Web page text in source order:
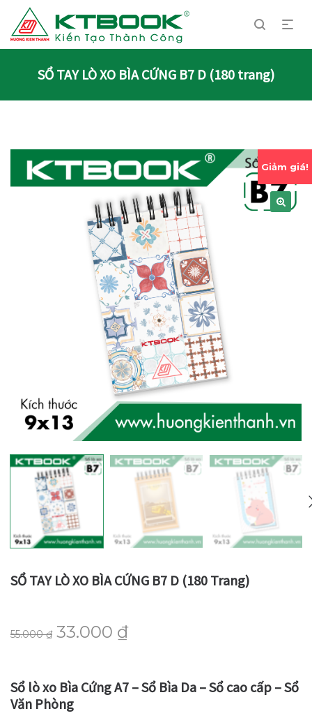
SỔ TAY LÒ XO BÌA CỨNG B7 D (180 trang)
Giảm giá!
SỔ TAY LÒ XO BÌA CỨNG B7 D (180 Trang)
55.000₫ 33.000 ₫
Sổ lò xo Bìa Cứng A7 – Sổ Bìa Da – Sổ cao cấp – Sổ
Văn Phòng